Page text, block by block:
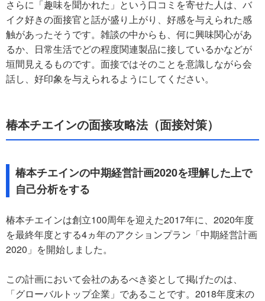
さらに「趣味を聞かれた」という口コミを寄せた人は、バ
イク好きの面接官と話が盛り上がり、好感を与えられた感
触があったそうです。雑談の中からも、何に興味関心があ
るか、日常生活でどの程度関連製品に接しているかなどが
垣間見えるものです。面接ではそのことを意識しながら会
話し、好印象を与えられるようにしてください。
椿本チエインの面接攻略法（面接対策）
椿本チエインの中期経営計画2020を理解した上で
自己分析をする
椿本チエインは創立100周年を迎えた2017年に、2020年度
を最終年度とする4ヵ年のアクションプラン「中期経営計画
2020」を開始しました。
この計画において会社のあるべき姿として掲げたのは、
「グローバルトップ企業」であることです。2018年度末の